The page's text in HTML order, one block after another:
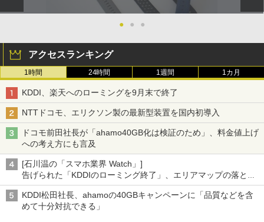
● ● ●
アクセスランキング
1時間 24時間 1週間 1カ月
KDDI、楽天へのローミングを9月末で終了
NTTドコモ、エリクソン製の最新型装置を国内初導入
ドコモ前田社長が「ahamo40GB化は検証のため」、料金値上げ
への考え方にも言及
[石川温の「スマホ業界 Watch」]
告げられた「KDDIのローミング終了」、エリアマップの落とし
穴と楽天モバイルの課題
KDDI松田社長、ahamoの40GBキャンペーンに「品質などを含
めて十分対抗できる」